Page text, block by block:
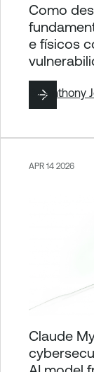
Como
e físicos
ByAnthony
APR 14 2026
Claude